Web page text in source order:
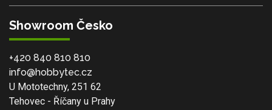
Showroom Česko
+420 840 810 810
info@hobbytec.cz
U Mototechny, 251 62
Tehovec - Říčany u Prahy